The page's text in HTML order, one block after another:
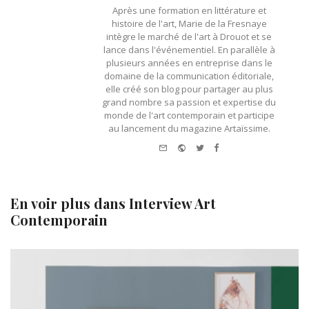
Après une formation en littérature et
histoire de l'art, Marie de la Fresnaye
intègre le marché de l'art à Drouot et se
lance dans l'événementiel. En parallèle à
plusieurs années en entreprise dans le
domaine de la communication éditoriale,
elle créé son blog pour partager au plus
grand nombre sa passion et expertise du
monde de l'art contemporain et participe
au lancement du magazine Artaïssime.
Website
TwitterFacebook
En voir plus dans Interview Art
Contemporain